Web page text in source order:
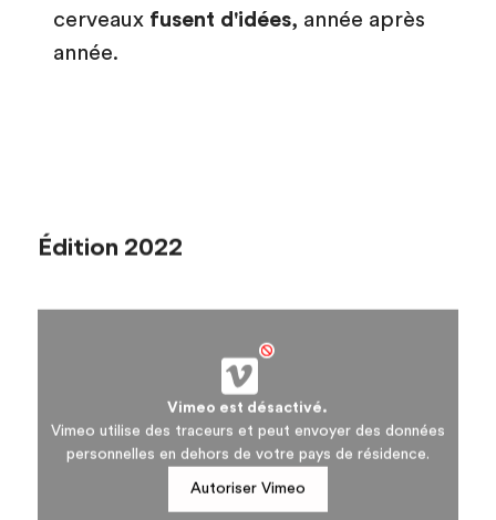
cerveaux fusent d'idées, année après
année.
Édition 2022
Vimeo est désactivé.
Vimeo utilise des traceurs et peut envoyer des données
personnelles en dehors de votre pays de résidence.
Autoriser Vimeo